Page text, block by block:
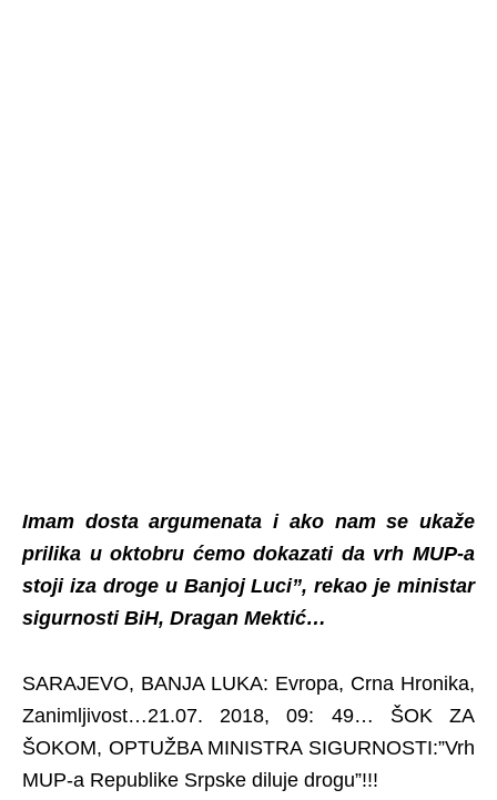
Imam dosta argumenata i ako nam se ukaže
prilika u oktobru ćemo dokazati da vrh MUP-a
stoji iza droge u Banjoj Luci”, rekao je ministar
sigurnosti BiH, Dragan Mektić…
SARAJEVO, BANJA LUKA: Evropa, Crna Hronika,
Zanimljivost…21.07. 2018, 09: 49… ŠOK ZA
ŠOKOM, OPTUŽBA MINISTRA SIGURNOSTI:”Vrh
MUP-a Republike Srpske diluje drogu”!!!